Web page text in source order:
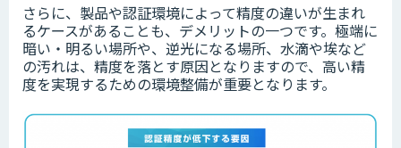
さらに、製品や認証環境によって精度の違いが生まれ
るケースがあることも、デメリットの一つです。極端に
暗い・明るい場所や、逆光になる場所、水滴や埃など
の汚れは、精度を落とす原因となりますので、高い精
度を実現するための環境整備が重要となります。